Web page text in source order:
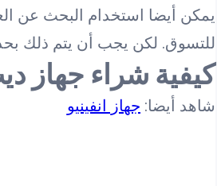
يمكن أيضا استخدام البحث عن
للتسوق. لكن يجب أن يتم ذلك
كيفية شراء جهاز
شاهد أيضا: جهاز انفينيو